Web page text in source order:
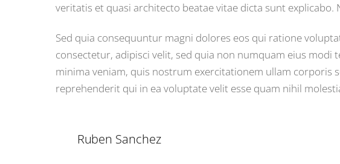
veritatis et quasi architecto beatae vitae dicta sunt
Sed quia consequuntur magni dolores eos qui ratione
consectetur, adipisci velit, sed quia non numquam eius
minima veniam, quis nostrum exercitationem ullam corporis
reprehenderit qui in ea voluptate velit esse quam nihil
Ruben Sanchez